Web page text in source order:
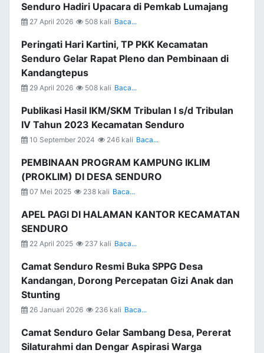
Senduro Hadiri Upacara di Pemkab Lumajang
27 April 2026 508 kali Baca...
Peringati Hari Kartini, TP PKK Kecamatan
Senduro Gelar Rapat Pleno dan Pembinaan di
Kandangtepus
29 April 2026 508 kali Baca...
Publikasi Hasil IKM/SKM Tribulan I s/d Tribulan
IV Tahun 2023 Kecamatan Senduro
10 September 2024 246 kali Baca...
PEMBINAAN PROGRAM KAMPUNG IKLIM
(PROKLIM) DI DESA SENDURO
07 Mei 2025 238 kali Baca...
APEL PAGI DI HALAMAN KANTOR KECAMATAN
SENDURO
22 April 2025 237 kali Baca...
Camat Senduro Resmi Buka SPPG Desa
Kandangan, Dorong Percepatan Gizi Anak dan
Stunting
26 Januari 2026 236 kali Baca...
Camat Senduro Gelar Sambang Desa, Pererat
Silaturahmi dan Dengar Aspirasi Warga